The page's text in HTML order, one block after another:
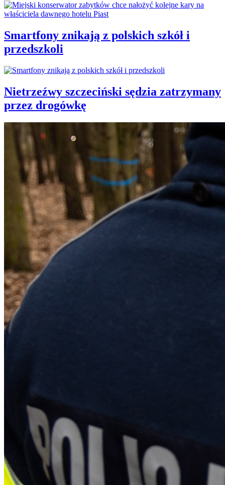
Smartfony znikają z polskich szkół i
przedszkoli
Nietrzeźwy szczeciński sędzia zatrzymany
przez drogówkę